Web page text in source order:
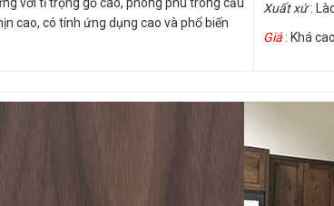
cao, có tính ứng dụng cao và phổ biến
Xuất xứ:
Giá: Khá cao